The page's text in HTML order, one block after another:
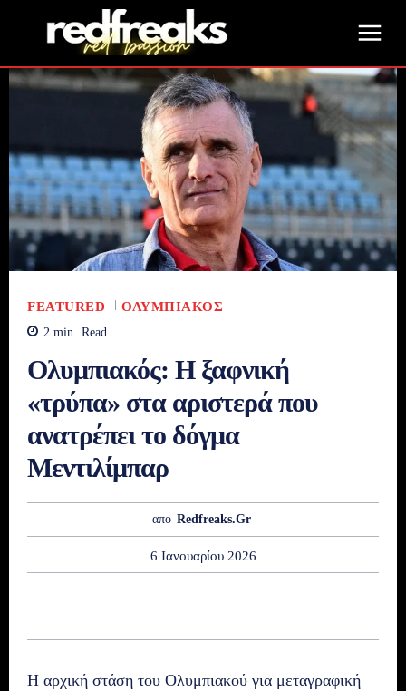
FEATURED ΟΛΥΜΠΙΑΚΌΣ
2 min. Read
Ολυμπιακός: Η ξαφνική
«τρύπα» στα αριστερά που
ανατρέπει το δόγμα
Μεντιλίμπαρ
απο Redfreaks.gr
6 Ιανουαρίου 2026
Η αρχική στάση του Ολυμπιακού για μεταγραφική